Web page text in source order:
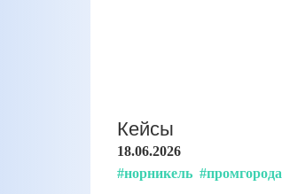
Кейсы
18.06.2026
#норникель #промгорода